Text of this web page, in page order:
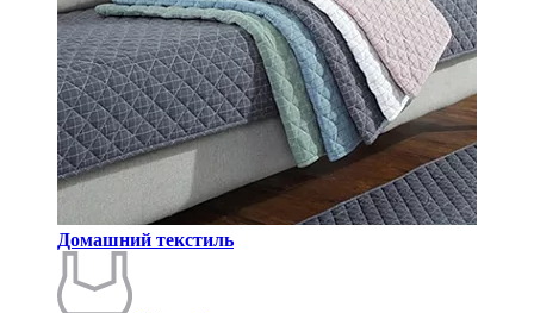
Домашний текстиль